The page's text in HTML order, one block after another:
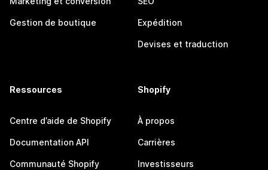
Gestion de boutique Expédition
Devises et traduction
Ressources
Centre d’aide de Shopify
Documentation API
Communauté Shopify
Shopify
À propos
Carrières
Investisseurs